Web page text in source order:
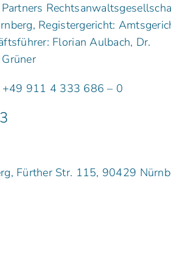
Registergericht:
Florian Aulbach, Dr.
911 4 333 686 – 0
Fürther Str. 115, 90429